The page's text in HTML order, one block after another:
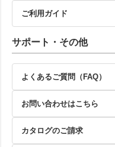
ご利用ガイド
サポート・その他
よくあるご質問（FAQ）
お問い合わせはこちら
カタログのご請求